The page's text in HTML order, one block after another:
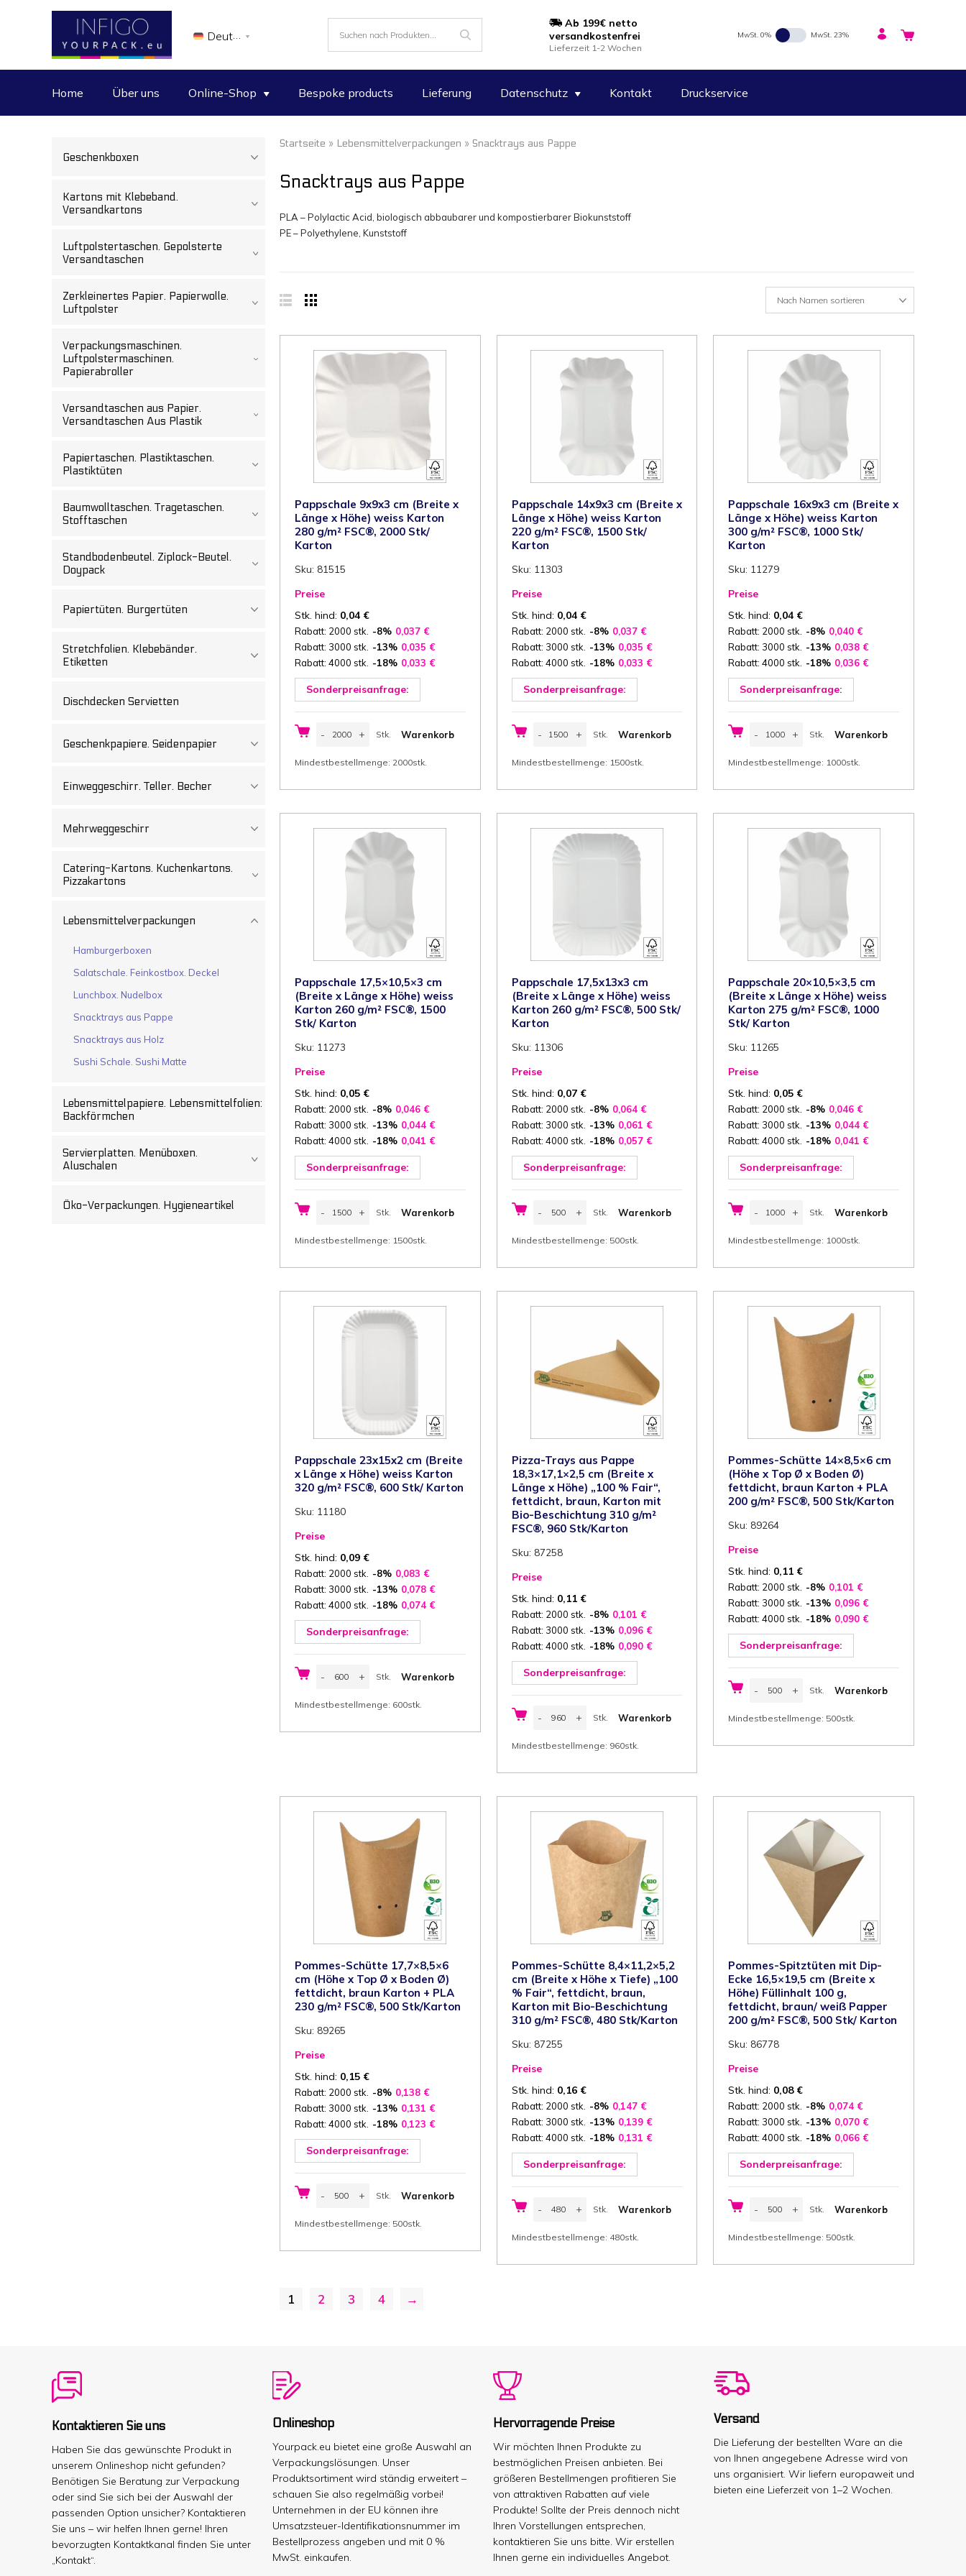
Deutsch
Ab 199€ netto
versandkostenfrei
Lieferzeit 1-2 Wochen
MwSt. 0% MwSt. 23%
Home Über uns Online-Shop Bespoke products Lieferung Datenschutz Kontakt Druckservice
Geschenkboxen
Kartons mit Klebeband.
Versandkartons
Luftpolstertaschen. Gepolsterte
Versandtaschen
Zerkleinertes Papier. Papierwolle.
Luftpolster
Verpackungsmaschinen.
Luftpolstermaschinen.
Papierabroller
Versandtaschen aus Papier.
Versandtaschen Aus Plastik
Papiertaschen. Plastiktaschen.
Plastiktüten
Baumwolltaschen. Tragetaschen.
Stofftaschen
Standbodenbeutel. Ziplock-Beutel.
Doypack
Papiertüten. Burgertüten
Stretchfolien. Klebebänder.
Etiketten
Dischdecken Servietten
Geschenkpapiere. Seidenpapier
Einweggeschirr. Teller. Becher
Mehrweggeschirr
Catering-Kartons. Kuchenkartons.
Pizzakartons
Lebensmittelverpackungen
Hamburgerboxen
Salatschale. Feinkostbox. Deckel
Lunchbox. Nudelbox
Snacktrays aus Pappe
Snacktrays aus Holz
Sushi Schale. Sushi Matte
Lebensmittelpapiere. Lebensmittelfolien:
Backförmchen
Servierplatten. Menüboxen.
Aluschalen
Öko-Verpackungen. Hygieneartikel
Startseite » Lebensmittelverpackungen » Snacktrays aus Pappe
Snacktrays aus Pappe
PLA – Polylactic Acid, biologisch abbaubarer und kompostierbarer Biokunststoff
PE – Polyethylene, Kunststoff
Pappschale 9x9x3 cm (Breite x
Länge x Höhe) weiss Karton
280 g/m² FSC®, 2000 Stk/
Karton
Sku: 81515
Preise
Stk. hind: 0,04 €
Rabatt: 2000 stk. -8% 0,037 €
Rabatt: 3000 stk.
-13% 0,035 €
Rabatt: 4000 stk.
-18% 0,033 €
Sonderpreisanfrage:
-
9x9x3
(Breite
x
x
Karton
280
+ Stk. Warenkorb
Mindestbestellmenge: 2000stk.
Pappschale 14x9x3 cm (Breite x
Länge x Höhe) weiss Karton
220 g/m² FSC®, 1500 Stk/
Karton
Sku: 11303
Preise
Stk. hind: 0,04 €
Rabatt: 2000 stk. -8% 0,037 €
Rabatt: 3000 stk.
-13% 0,035 €
Rabatt: 4000 stk.
-18% 0,033 €
Sonderpreisanfrage:
-
14x9x3
(Breite
x
x
Karton
220
1500
+ Stk. Warenkorb
Mindestbestellmenge: 1500stk.
Pappschale 16x9x3 cm (Breite x
Länge x Höhe) weiss Karton
300 g/m² FSC®, 1000 Stk/
Karton
Sku: 11279
Preise
Stk. hind: 0,04 €
Rabatt: 2000 stk. -8% 0,040 €
Rabatt: 3000 stk.
-13% 0,038 €
Rabatt: 4000 stk.
-18% 0,036 €
Sonderpreisanfrage:
-
16x9x3
(Breite
x
x
Karton
300
+ Stk. Warenkorb
Mindestbestellmenge: 1000stk.
Pappschale 17,5×10,5×3 cm
(Breite x Länge x Höhe) weiss
Karton 260 g/m² FSC®, 1500
Stk/ Karton
Sku: 11273
Preise
Stk. hind: 0,05 €
Rabatt: 2000 stk. -8% 0,046 €
Rabatt: 3000 stk.
-13% 0,044 €
Rabatt: 4000 stk.
-18% 0,041 €
Sonderpreisanfrage:
-
17,5x10,5x3
(Breite
x
x
Karton
260
+ Stk. Warenkorb
Mindestbestellmenge: 1500stk.
Pappschale 17,5x13x3 cm
(Breite x Länge x Höhe) weiss
Karton 260 g/m² FSC®, 500 Stk/
Karton
Sku: 11306
Preise
Stk. hind: 0,07 €
Rabatt: 2000 stk. -8% 0,064 €
Rabatt: 3000 stk.
-13% 0,061 €
Rabatt: 4000 stk.
-18% 0,057 €
Sonderpreisanfrage:
-
17,5x13x3
(Breite
x
x
Karton
260
Menge
+ Stk. Warenkorb
Mindestbestellmenge: 500stk.
Pappschale 20×10,5×3,5 cm
(Breite x Länge x Höhe) weiss
Karton 275 g/m² FSC®, 1000
Stk/ Karton
Sku: 11265
Preise
Stk. hind: 0,05 €
Rabatt: 2000 stk. -8% 0,046 €
Rabatt: 3000 stk.
-13% 0,044 €
Rabatt: 4000 stk.
-18% 0,041 €
Sonderpreisanfrage:
-
20x10,5x3,5
(Breite
x
x
Karton
275
+ Stk. Warenkorb
Mindestbestellmenge: 1000stk.
Pappschale 23x15x2 cm (Breite
x Länge x Höhe) weiss Karton
320 g/m² FSC®, 600 Stk/ Karton
Sku: 11180
Preise
Stk. hind: 0,09 €
Rabatt: 2000 stk. -8% 0,083 €
Rabatt: 3000 stk.
-13% 0,078 €
Rabatt: 4000 stk.
-18% 0,074 €
Sonderpreisanfrage:
-
23x15x2
(Breite
x
x
600
Stk/
Karton
+ Stk. Warenkorb
Mindestbestellmenge: 600stk.
Pizza-Trays aus Pappe
18,3×17,1×2,5 cm (Breite x
Länge x Höhe) „100 % Fair“,
fettdicht, braun, Karton mit
Bio-Beschichtung 310 g/m²
FSC®, 960 Stk/Karton
Sku: 87258
Preise
Stk. hind: 0,11 €
Rabatt: 2000 stk. -8% 0,101 €
Rabatt: 3000 stk.
-13% 0,096 €
Rabatt: 4000 stk.
-18% 0,090 €
Sonderpreisanfrage:
-
Trays
Pappe
18,3x17,1x2,5
(Breite
x
Höhe)
Fair",
fettdicht,
braun,
Karton
Beschichtung
960
Menge
+ Stk. Warenkorb
Mindestbestellmenge: 960stk.
Pommes-Schütte 14×8,5×6 cm
(Höhe x Top Ø x Boden Ø)
fettdicht, braun Karton + PLA
200 g/m² FSC®, 500 Stk/Karton
Sku: 89264
Preise
Stk. hind: 0,11 €
Rabatt: 2000 stk. -8% 0,101 €
Rabatt: 3000 stk.
-13% 0,096 €
Rabatt: 4000 stk.
-18% 0,090 €
Sonderpreisanfrage:
-
Schütte
(Höhe
Top
Karton
g/m²
FSC®,
Stk/Karton
+ Stk. Warenkorb
Mindestbestellmenge: 500stk.
Pommes-Schütte 17,7×8,5×6
cm (Höhe x Top Ø x Boden Ø)
fettdicht, braun Karton + PLA
230 g/m² FSC®, 500 Stk/Karton
Sku: 89265
Preise
Stk. hind: 0,15 €
Rabatt: 2000 stk. -8% 0,138 €
Rabatt: 3000 stk.
-13% 0,131 €
Rabatt: 4000 stk.
-18% 0,123 €
Sonderpreisanfrage:
-
Schütte
(Höhe
Top
fettdicht,
+ Stk. Warenkorb
Mindestbestellmenge: 500stk.
Pommes-Schütte 8,4×11,2×5,2
cm (Breite x Höhe x Tiefe) „100
% Fair“, fettdicht, braun,
Karton mit Bio-Beschichtung
310 g/m² FSC®, 480 Stk/Karton
Sku: 87255
Preise
Stk. hind: 0,16 €
Rabatt: 2000 stk. -8% 0,147 €
Rabatt: 3000 stk.
-13% 0,139 €
Rabatt: 4000 stk.
-18% 0,131 €
Sonderpreisanfrage:
-
Schütte
(Breite
Höhe
Stk/Karton
Menge
+ Stk. Warenkorb
Mindestbestellmenge: 480stk.
Pommes-Spitztüten mit Dip-
Ecke 16,5×19,5 cm (Breite x
Höhe) Füllinhalt 100 g,
fettdicht, braun/ weiß Papper
200 g/m² FSC®, 500 Stk/ Karton
Sku: 86778
Preise
Stk. hind: 0,08 €
Rabatt: 2000 stk. -8% 0,074 €
Rabatt: 3000 stk.
-13% 0,070 €
Rabatt: 4000 stk.
-18% 0,066 €
Sonderpreisanfrage:
-
Spitztüten
Dip-
Ecke
cm
g/m²
FSC®,
Stk/
Karton
+ Stk. Warenkorb
Mindestbestellmenge: 500stk.
1 2 3 4 →
Kontaktieren Sie uns
Haben Sie das gewünschte Produkt in
unserem Onlineshop nicht gefunden?
Benötigen Sie Beratung zur Verpackung
oder sind Sie sich bei der Auswahl der
passenden Option unsicher? Kontaktieren
Sie uns – wir helfen Ihnen gerne! Ihren
bevorzugten Kontaktkanal finden Sie unter
„Kontakt“.
Onlineshop
Yourpack.eu bietet eine große Auswahl an
Verpackungslösungen. Unser
Produktsortiment wird ständig erweitert –
schauen Sie also regelmäßig vorbei!
Unternehmen in der EU können ihre
Umsatzsteuer-Identifikationsnummer im
Bestellprozess angeben und mit 0 %
MwSt. einkaufen.
Hervorragende Preise
Wir möchten Ihnen Produkte zu
bestmöglichen Preisen anbieten. Bei
größeren Bestellmengen profitieren Sie
von attraktiven Rabatten auf viele
Produkte! Sollte der Preis dennoch nicht
Ihren Vorstellungen entsprechen,
kontaktieren Sie uns bitte. Wir erstellen
Ihnen gerne ein individuelles Angebot.
Versand
Die Lieferung der bestellten Ware an die
von Ihnen angegebene Adresse wird von
uns organisiert. Wir liefern europaweit und
bieten eine Lieferzeit von 1–2 Wochen.